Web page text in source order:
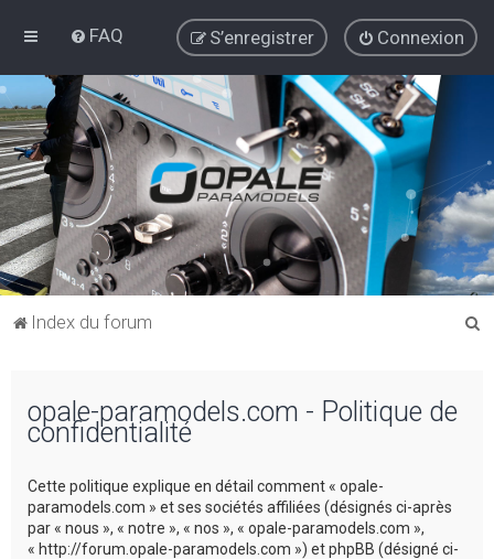
FAQ Connexion
S’enregistrer
Index du forum
opale-paramodels.com - Politique de
confidentialité
Cette politique explique en détail comment « opale-
paramodels.com » et ses sociétés affiliées (désignés ci-après
par « nous », « notre », « nos », « opale-paramodels.com »,
« http://forum.opale-paramodels.com ») et phpBB (désigné ci-